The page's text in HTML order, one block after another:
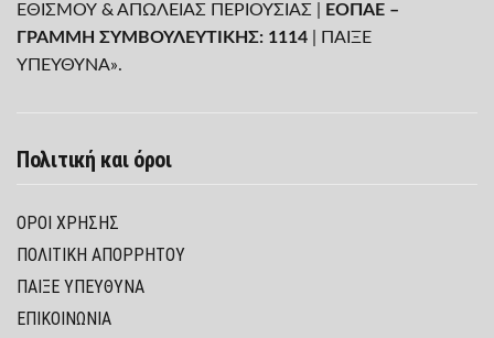
ΕΘΙΣΜΟΥ & ΑΠΩΛΕΙΑΣ ΠΕΡΙΟΥΣΙΑΣ |
ΕΟΠΑΕ –
ΓΡΑΜΜΗ ΣΥΜΒΟΥΛΕΥΤΙΚΗΣ: 1114 | ΠΑΙΞΕ
ΥΠΕΥΘΥΝΑ».
Πολιτική και όροι
ΌΡΟΙ ΧΡΉΣΗΣ
ΠΟΛΙΤΙΚΉ ΑΠΟΡΡΉΤΟΥ
ΠΑΊΞΕ ΥΠΕΎΘΥΝΑ
ΕΠΙΚΟΙΝΩΝΙΑ